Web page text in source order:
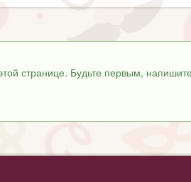
странице. Будьте первым,